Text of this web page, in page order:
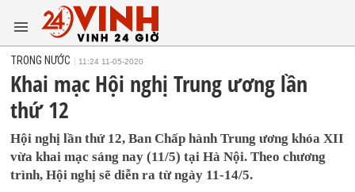
TRONG NƯỚC 11:24 11-05-2020
Khai mạc Hội nghị Trung ương lần
thứ 12
Hội nghị lần thứ 12, Ban Chấp hành Trung ương khóa XII
vừa khai mạc sáng nay (11/5) tại Hà Nội. Theo chương
trình, Hội nghị sẽ diễn ra từ ngày 11-14/5.